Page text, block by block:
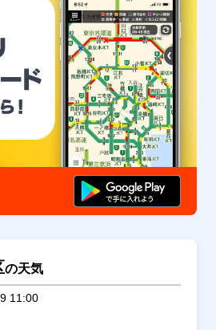
の天気
11:00